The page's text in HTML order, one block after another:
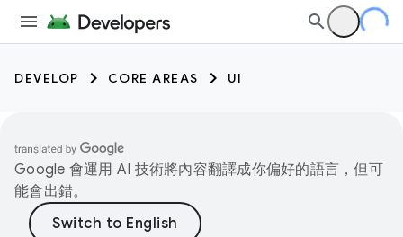
DEVELOP CORE AREAS UI
Google 會運用 AI 技術將內容翻譯成你偏好的語言，但可
能會出錯。